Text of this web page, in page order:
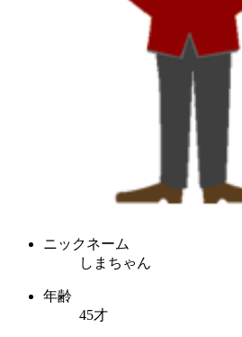
ニックネーム
しまちゃん
年齢
45才